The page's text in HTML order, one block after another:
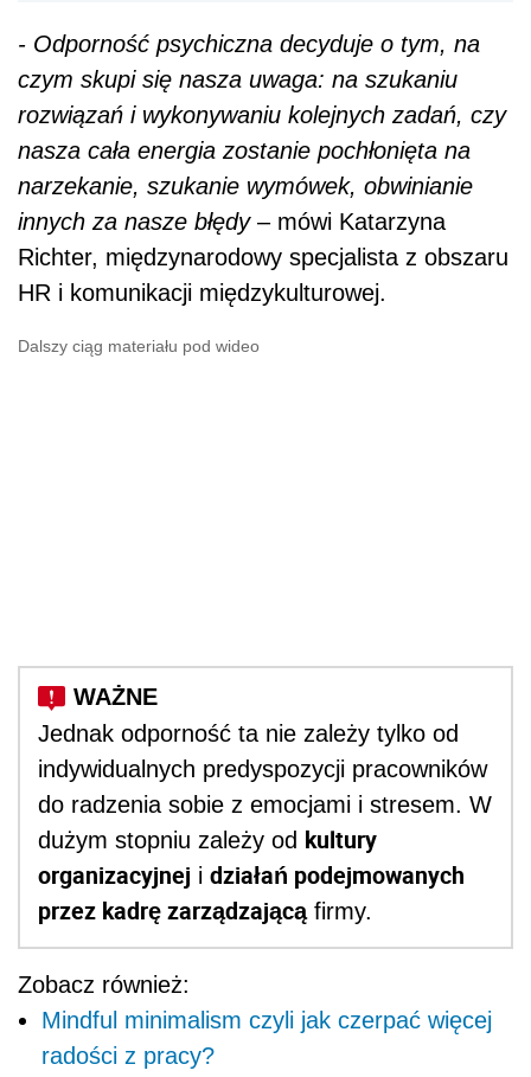
- Odporność psychiczna decyduje o tym, na
czym skupi się nasza uwaga: na szukaniu
rozwiązań i wykonywaniu kolejnych zadań, czy
nasza cała energia zostanie pochłonięta na
narzekanie, szukanie wymówek, obwinianie
innych za nasze błędy– mówi Katarzyna
Richter, międzynarodowy specjalista z obszaru
HR i komunikacji międzykulturowej.
Dalszy ciąg materiału pod wideo
Jednak odporność ta nie zależy tylko od
indywidualnych predyspozycji pracowników
do radzenia sobie z emocjami i stresem. W
dużym stopniu zależy od kultury
organizacyjnej i działań podejmowanych
przez kadrę zarządzającąfirmy.
Zobacz również:
Mindful minimalism czyli jak czerpać więcej
radości z pracy?